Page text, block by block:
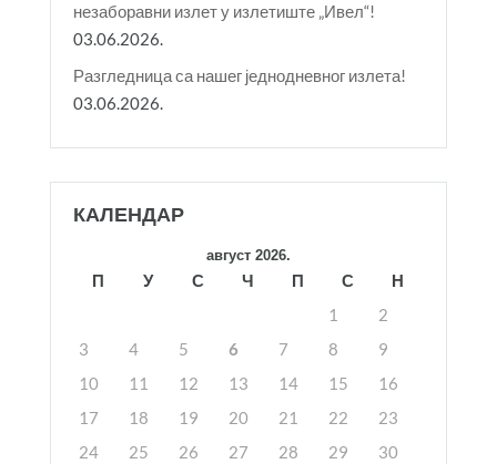
незаборавни излет у излетиште „Ивел“!
03.06.2026.
Разгледница са нашег једнодневног излета!
03.06.2026.
КАЛЕНДАР
август 2026.
П У С Ч П С
Н
1
2
3
4 5 6 7 8
9
10
11 12 13 14 15
16
17
18 19 20 21 22
23
24
25 26 27 28 29
30